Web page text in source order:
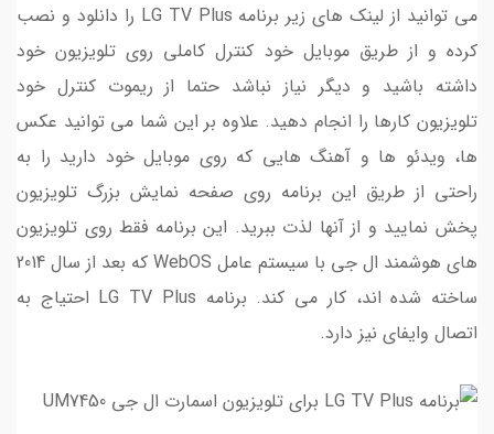
می توانید از لینک های زیر برنامه LG TV Plus را دانلود و نصب
کرده و از طریق موبایل خود کنترل کاملی روی تلویزیون خود
داشته باشید و دیگر نیاز نباشد حتما از ریموت کنترل خود
تلویزیون کارها را انجام دهید. علاوه بر این شما می توانید عکس
ها، ویدئو ها و آهنگ هایی که روی موبایل خود دارید را به
راحتی از طریق این برنامه روی صفحه نمایش بزرگ تلویزیون
پخش نمایید و از آنها لذت ببرید. این برنامه فقط روی تلویزیون
های هوشمند ال جی با سیستم عامل WebOS که بعد از سال 2014
ساخته شده اند، کار می کند. برنامه LG TV Plus احتیاج به
اتصال وایفای نیز دارد.